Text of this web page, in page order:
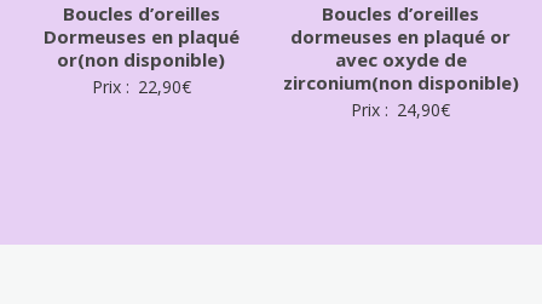
Boucles d’oreilles
Dormeuses en plaqué
or(non disponible)
Prix : 22,90€
Boucles d’oreilles
dormeuses en plaqué or
avec oxyde de
zirconium(non disponible)
Prix : 24,90€